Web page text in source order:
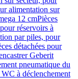
alimentation sur
12 cmPièces
réservoirs à
par piles, pour
détachées pour
Geberit
pneumatique du
à déclenchement